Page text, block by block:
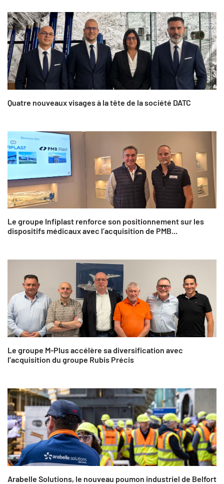
Quatre nouveaux visages à la tête de la société DATC
Le groupe Infiplast renforce son positionnement sur les
dispositifs médicaux avec l’acquisition de PMB...
Le groupe M-Plus accélère sa diversification avec
l’acquisition du groupe Rubis Précis
Arabelle Solutions, le nouveau poumon industriel de Belfort